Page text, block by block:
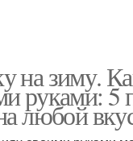
на зиму.
руками: 5
любой